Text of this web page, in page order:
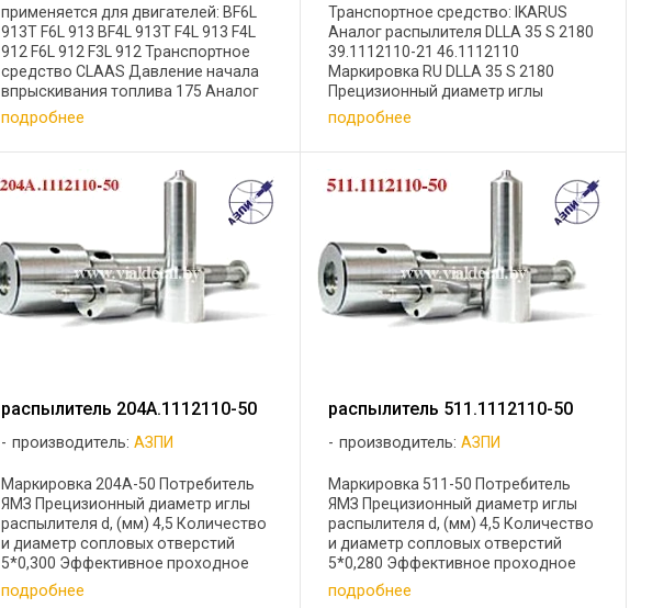
применяется для двигателей: BF6L
913T F6L 913 BF4L 913T F4L 913 F4L
912 F6L 912 F3L 912 Транспортное
средство CLAAS Давление начала
впрыскивания топлива 175 Аналог
распылителя 0 433 271 376
Маркировка RU DLLA 149 S 774
Прецизионный диаметр иглы ...
подробнее
Транспортное средство: IKARUS
Аналог распылителя DLLA 35 S 2180
39.1112110-21 46.1112110
Маркировка RU DLLA 35 S 2180
Прецизионный диаметр иглы
распылителя d, (мм) 6 Количество и
диаметр сопловых отверстий
1х0,68 Эффективное проходное
подробнее
распылитель 204А.1112110-50
производитель:АЗПИ
Маркировка 204А-50 Потребитель
ЯМЗ Прецизионный диаметр иглы
распылителя d, (мм) 4,5 Количество
и диаметр сопловых отверстий
5*0,300 Эффективное проходное
сечение mf , (мм2) 0,210-0,230
Применение на форсунке АЗПИ -
подробнее
распылитель 511.1112110-50
производитель: АЗПИ
Маркировка 511-50 Потребитель
ЯМЗ Прецизионный диаметр иглы
распылителя d, (мм) 4,5 Количество
и диаметр сопловых отверстий
5*0,280 Эффективное проходное
сечение mf , (мм2) 0,210-0,230
Применение на форсунке АЗПИ
подробнее